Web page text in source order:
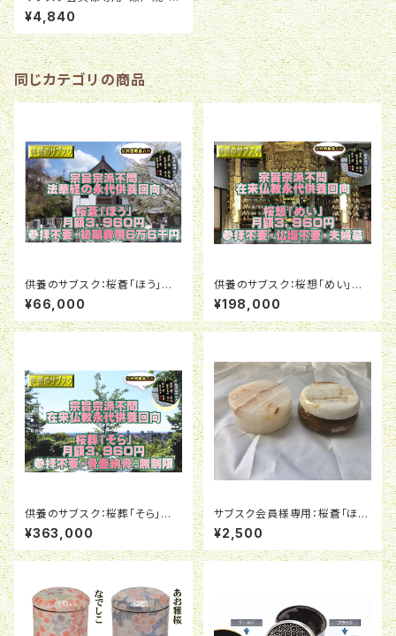
衣」シリーズ３寸（９．７ｃｍＸ９．
９ｃｍ）
¥4,840
同じカテゴリの商品
供養のサブスク：桜蒼「ほう」定
額利用プラン初期費用
¥66,000
供養のサブスク：桜想「めい」定
額利用プラン初期費用
¥198,000
供養のサブスク：桜葬「そら」定
額利用プラン初期費用
¥363,000
サブスク会員様専用：桜蒼「ほ
う」用天然石御遺骨ケース「オニ
キス製ケース」（３ｃｍＸ６．５ｃ
ｍ）
¥2,500